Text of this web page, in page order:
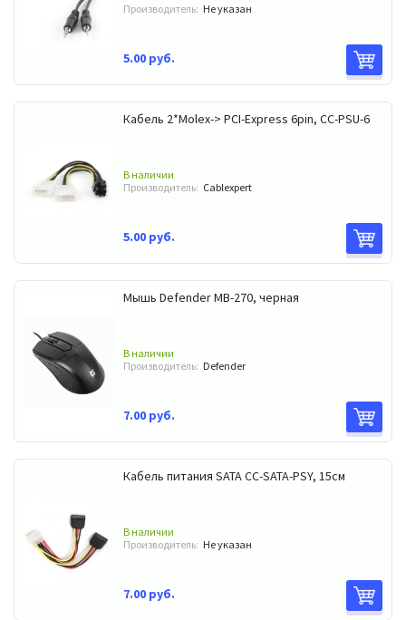
Производитель: Не указан
5.00 руб.
Кабель 2*Molex-> PCI-Express 6pin, CC-PSU-6
В наличии
Производитель: Cablexpert
5.00 руб.
Мышь Defender МB-270, черная
В наличии
Производитель: Defender
7.00 руб.
Кабель питания SATA CC-SATA-PSY, 15см
В наличии
Производитель: Не указан
7.00 руб.